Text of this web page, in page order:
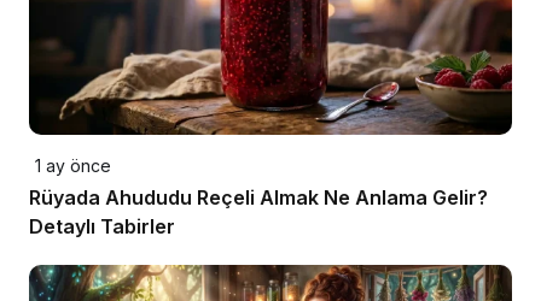
1 ay önce
Rüyada Ahududu Reçeli Almak Ne Anlama Gelir?
Detaylı Tabirler